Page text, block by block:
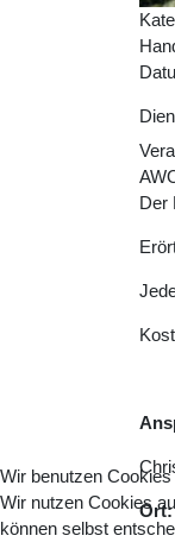
Der
Ort:
Wir benutzen Cookies
Wir nutzen Cookies
können selbst